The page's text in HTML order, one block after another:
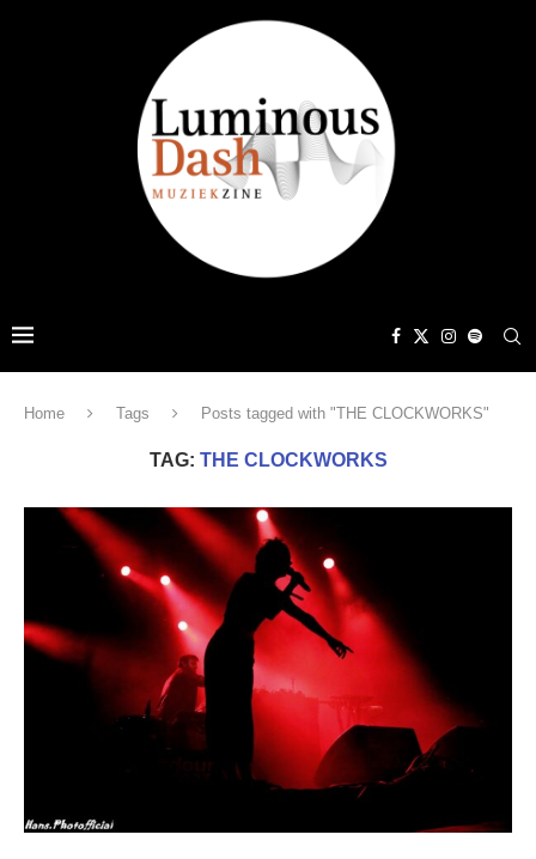
Home Tags Posts tagged with "THE CLOCKWORKS"
TAG: THE CLOCKWORKS